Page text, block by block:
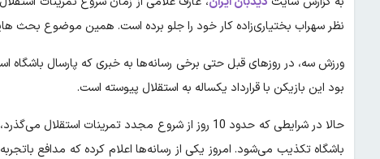
نظر سهراب بختیاری‌زاده کار خود را جلو برده است. همین موضوع بحث
ورزش سه، در روزهای قبل حتی برخی رسانه‌ها به خبری که پارسال باشگاه
بود این بازیکن با قرارداد یکساله به استقلال پیوسته است.
حالا در شرایطی که حدود 10 روز از شروع مجدد
باشگاه تکذیب می‌شود. امروز یکی از رسانه‌ها اعلام کرده که مدافع